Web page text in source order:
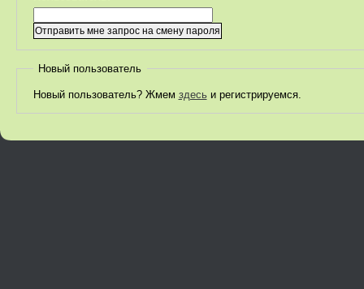
Новый пользователь
Новый пользователь? Жмем здесьи регистрируемся.